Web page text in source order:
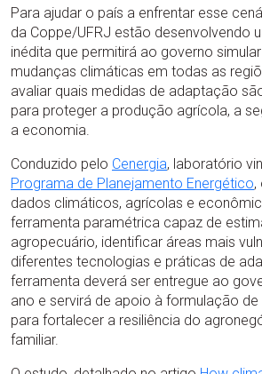
Para ajudar o país a enfrentar esse
da Coppe/UFRJ estão desenvolvendo
inédita que permitirá ao governo
mudanças climáticas em todas as
avaliar quais medidas de adaptação
para proteger a produção agrícola, a
a economia.
Conduzido pelo Cenergia, laboratório
Programa de Planejamento Energético,
dados climáticos, agrícolas e
ferramenta paramétrica capaz de
agropecuário, identificar áreas mais
diferentes tecnologias e práticas de
ferramenta deverá ser entregue ao
ano e servirá de apoio à formulação
para fortalecer a resiliência do
familiar.